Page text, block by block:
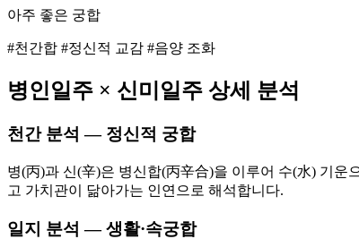
아주 좋은 궁합
#천간합 #정신적 교감 #음양 조화
병인일주 × 신미 일주 상세 분석
천간 분석 — 정신적 궁합
병(丙)과 신(辛)은 병신합(丙辛合)을 이루어 수(水) 기
고 가치관이 닮아가는 인연으로 해석합니다.
일지 분석 — 생활·속궁합